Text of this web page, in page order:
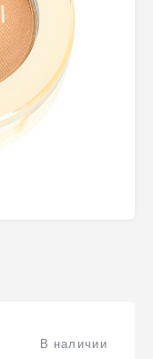
В наличии